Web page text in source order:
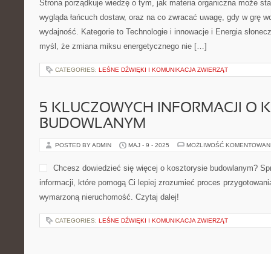
Strona porządkuje wiedzę o tym, jak materia organiczna może
wygląda łańcuch dostaw, oraz na co zwracać uwagę, gdy w grę
wydajność. Kategorie to Technologie i innowacje i Energia
myśl, że zmiana miksu energetycznego nie […]
CATEGORIES: LEŚNE DŹWIĘKI I KOMUNIKACJA ZWIERZĄT
5 KLUCZOWYCH INFORMACJI O
BUDOWLANYM
POSTED BY ADMIN MAJ - 9 - 2025 MOŻLIWOŚĆ
Chcesz dowiedzieć się więcej o kosztorysie budowlanym?
informacji, które pomogą Ci lepiej zrozumieć proces
wymarzoną nieruchomość. Czytaj dalej!
CATEGORIES: LEŚNE DŹWIĘKI I KOMUNIKACJA ZWIERZĄT